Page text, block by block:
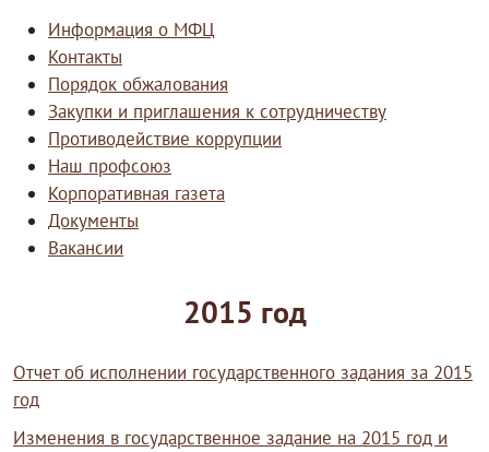
Информация о МФЦ
Контакты
Порядок обжалования
Закупки и приглашения к сотрудничеству
Противодействие коррупции
Наш профсоюз
Корпоративная газета
Документы
Вакансии
2015 год
Отчет об исполнении государственного задания за 2015
год
Изменения в государственное задание на 2015 год и